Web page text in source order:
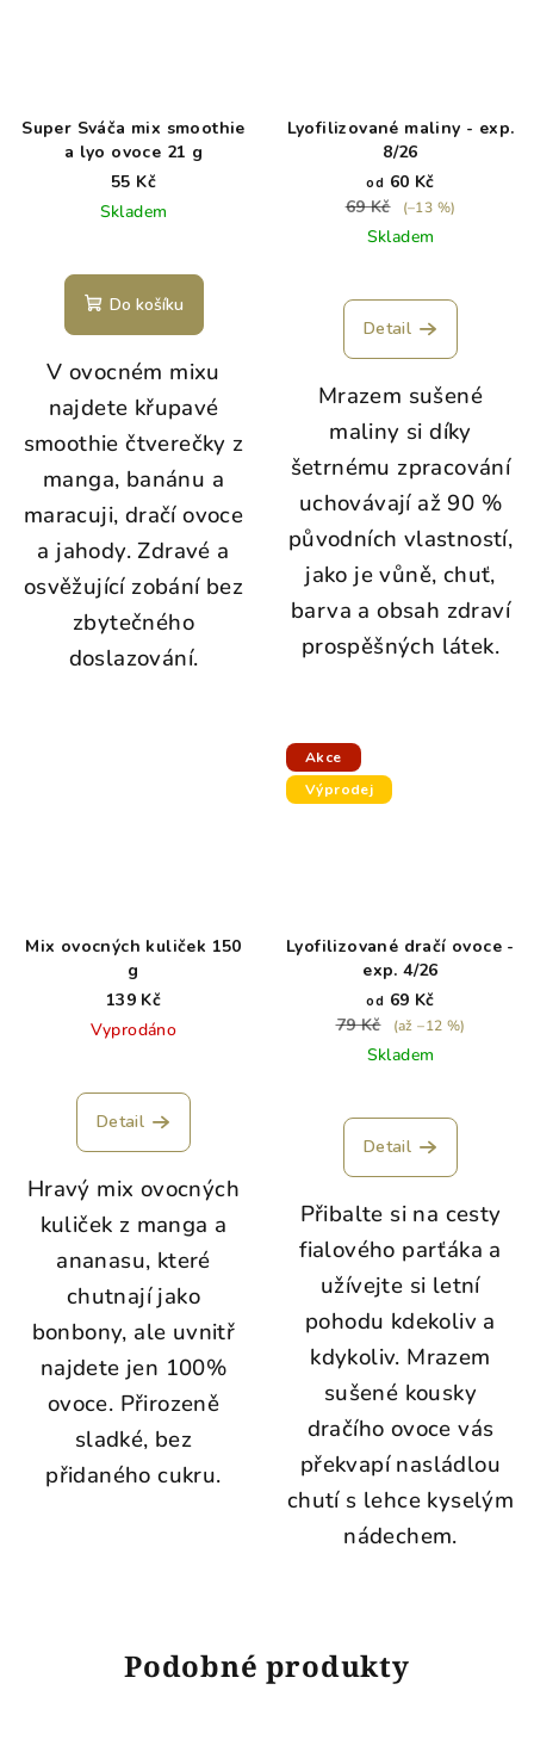
Super Sváča mix smoothie
a lyo ovoce 21 g
55 Kč
Skladem
Do košíku
V ovocném mixu
najdete křupavé
smoothie čtverečky z
manga, banánu a
maracuji, dračí ovoce
a jahody. Zdravé a
osvěžující zobání bez
zbytečného
doslazování.
Lyofilizované maliny - exp.
8/26
od 60 Kč
69 Kč
(–13 %)
Skladem
Detail
Mrazem sušené
maliny si díky
šetrnému zpracování
uchovávají až 90 %
původních vlastností,
jako je vůně, chuť,
barva a obsah zdraví
prospěšných látek.
Mix ovocných kuliček 150
g
139 Kč
Vyprodáno
Detail
Hravý mix ovocných
kuliček z manga a
ananasu, které
chutnají jako
bonbony, ale uvnitř
najdete jen 100%
ovoce. Přirozeně
sladké, bez
přidaného cukru.
Akce
Výprodej
Lyofilizované dračí ovoce -
exp. 4/26
od 69 Kč
79 Kč
(až –12 %)
Skladem
Detail
Přibalte si na cesty
fialového parťáka a
užívejte si letní
pohodu kdekoliv a
kdykoliv. Mrazem
sušené kousky
dračího ovoce vás
překvapí nasládlou
chutí s lehce kyselým
nádechem.
Podobné produkty